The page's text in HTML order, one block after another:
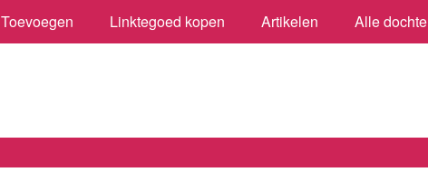
Toevoegen Linktegoed kopen Artikelen Alle